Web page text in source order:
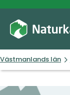
Västmanlands län